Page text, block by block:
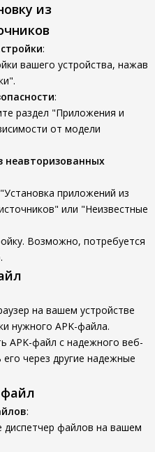
из
:
вашего устройства, нажав
:
раздел "Приложения и
от модели
неавторизованных
приложений из
или "Неизвестные
Возможно, потребуется
на вашем устройстве
нужного APK-файла.
APK-файл с надежного веб-
его через другие надежные
файл
:
диспетчер файлов на вашем